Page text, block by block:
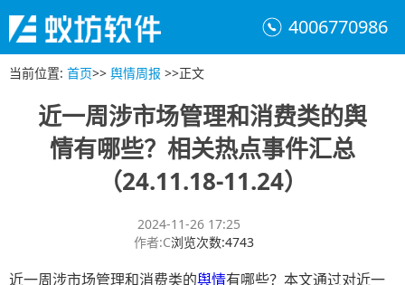
4006770986
当前位置: 首页>> 舆情周报 >>正文
近一周涉市场管理和消费类的舆
情有哪些？相关热点事件汇总
（24.11.18-11.24）
2024-11-26 17:25
作者:C浏览次数:4743
近一周涉市场管理和消费类的舆情有哪些？本文通过对近一